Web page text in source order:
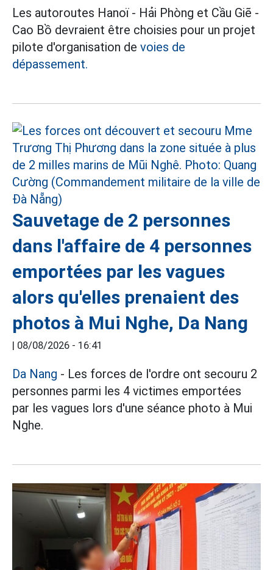
Les autoroutes Hanoï - Hải Phòng et Cầu Giẽ -
Cao Bồ devraient être choisies pour un projet
pilote d'organisation de voies de
dépassement.
Sauvetage de 2 personnes
dans l'affaire de 4 personnes
emportées par les vagues
alors qu'elles prenaient des
photos à Mui Nghe, Da Nang
| 08/08/2026 - 16:41
Da Nang - Les forces de l'ordre ont secouru 2
personnes parmi les 4 victimes emportées
par les vagues lors d'une séance photo à Mui
Nghe.